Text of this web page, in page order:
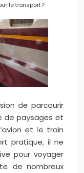
le transport ?
de parcourir
de paysages et
et le train
pratique, il ne
pour voyager
de nombreux